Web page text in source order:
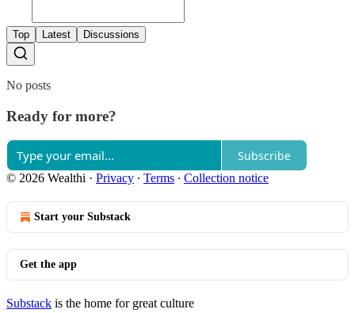
Top Latest Discussions
No posts
Ready for more?
Subscribe
© 2026 Wealthi · Privacy ∙ Terms ∙ Collection notice
Start your Substack
Get the app
Substack is the home for great culture